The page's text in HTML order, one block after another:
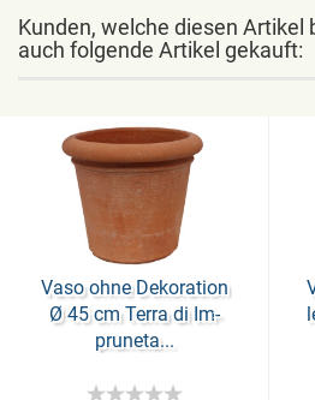
Kunden, welche diesen Artikel
auch folgende Artikel gekauft:
Vaso ohne De­ko­ra­ti­on
Ø 45 cm Terra di Im­
pru­ne­ta...